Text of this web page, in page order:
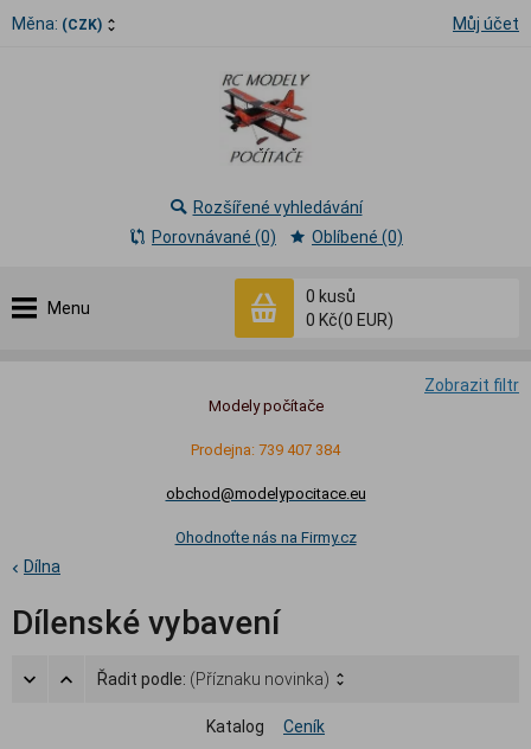
Měna: (CZK) Můj účet
Menu
0 kusů
0 Kč(0 EUR)
Rozšířené vyhledávání
Porovnávané (0)
Oblíbené (0)
Zobrazit filtr
Modely počítače
Prodejna: 739 407 384
obchod@modelypocitace.eu
Ohodnoťte nás na Firmy.cz
Dílna
Dílenské vybavení
Řadit podle: (Příznaku novinka)
Katalog Ceník